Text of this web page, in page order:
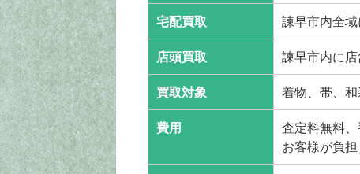
宅配買取 諫早市内全
店頭買取 諫早市内に店
買取対象 着物、帯、和
費用
査定料無料
お客様が負担